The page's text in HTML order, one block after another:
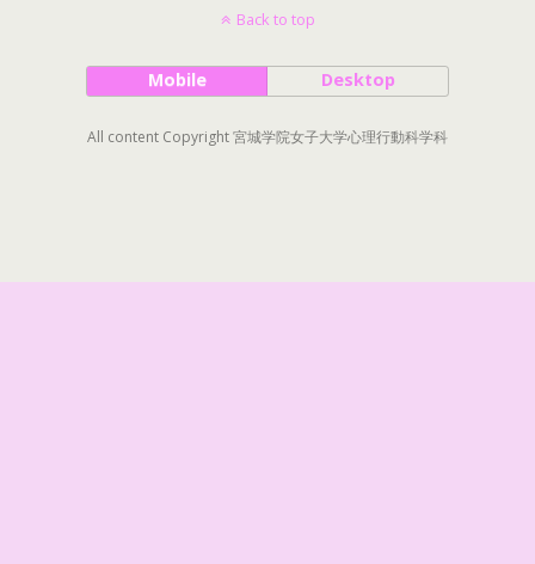
Back to top
Mobile Desktop
All content Copyright 宮城学院女子大学心理行動科学科